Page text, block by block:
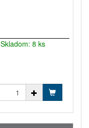
Skladom: 8 ks